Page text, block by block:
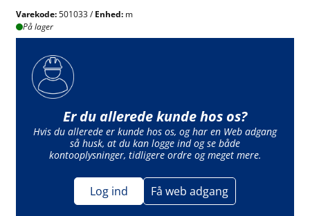
Varekode:501033 /Enhed: m
På lager
Er du allerede kunde hos os?
Hvis du allerede er kunde hos os, og har en Web adgang
så husk, at du kan logge ind og se både
kontooplysninger, tidligere ordre og meget mere.
Log ind Få web adgang